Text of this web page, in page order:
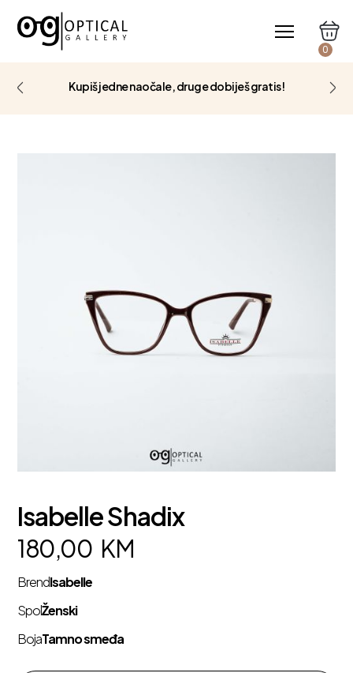
0
Kupiš jedne naočale, druge dobiješ gratis!
Isabelle Shadix
180,00 KM
BrendIsabelle
SpolŽenski
BojaTamno smeđa